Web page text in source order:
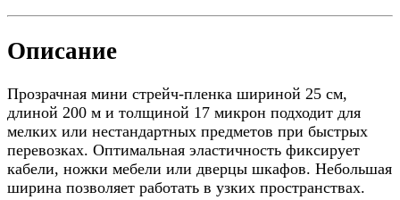
Описание
Прозрачная мини стрейч-пленка шириной 25 см,
длиной 200 м и толщиной 17 микрон подходит для
мелких или нестандартных предметов при быстрых
перевозках. Оптимальная эластичность фиксирует
кабели, ножки мебели или дверцы шкафов. Небольшая
ширина позволяет работать в узких пространствах.